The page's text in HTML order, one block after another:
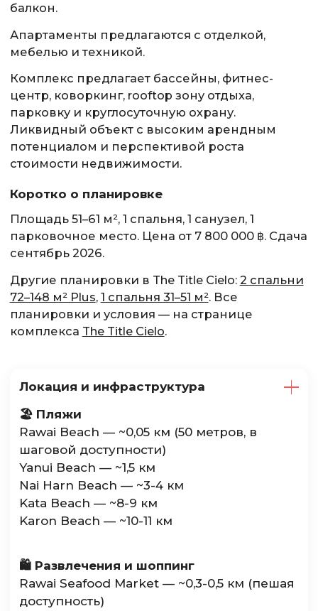
балкон.
Апартаменты предлагаются с отделкой,
мебелью и техникой.
Комплекс предлагает бассейны, фитнес-
центр, коворкинг, rooftop зону отдыха,
парковку и круглосуточную охрану.
Ликвидный объект с высоким арендным
потенциалом и перспективой роста
стоимости недвижимости.
Коротко о планировке
Площадь 51–61 м², 1 спальня, 1 санузел, 1
парковочное место. Цена от 7 800 000 ฿. Сдача
сентябрь 2026.
Другие планировки в The Title Cielo: 2 спальни
72–148 м² Plus, 1 спальня 31–51 м². Все
планировки и условия — на странице
комплекса The Title Cielo.
Локация и инфраструктура
🏖️ Пляжи
Rawai Beach — ~0,05 км (50 метров, в
шаговой доступности)
Yanui Beach — ~1,5 км
Nai Harn Beach — ~3-4 км
Kata Beach — ~8-9 км
Karon Beach — ~10-11 км
🛍️ Развлечения и шоппинг
Rawai Seafood Market — ~0,3-0,5 км (пешая
доступность)